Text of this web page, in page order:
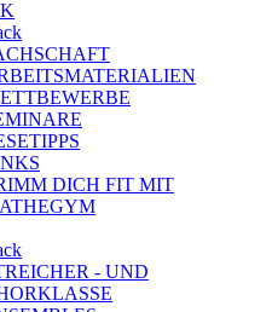
DICH FIT MIT
- UND